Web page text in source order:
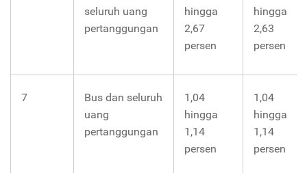
seluruh uang
pertanggungan
hingga
2,67
persen
hingga
2,63
persen
7
Bus dan seluruh
uang
pertanggungan
1,04
hingga
1,14
persen
1,04
hingga
1,14
persen